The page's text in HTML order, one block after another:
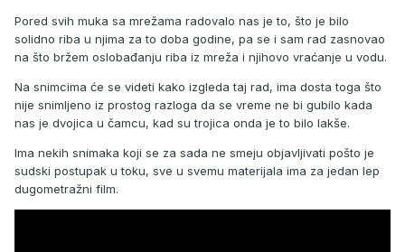
Pored svih muka sa mrežama radovalo nas je to, što je bilo
solidno riba u njima za to doba godine, pa se i sam rad zasnovao
na što bržem oslobađanju riba iz mreža i njihovo vraćanje u vodu.
Na snimcima će se videti kako izgleda taj rad, ima dosta toga što
nije snimljeno iz prostog razloga da se vreme ne bi gubilo kada
nas je dvojica u čamcu, kad su trojica onda je to bilo lakše.
Ima nekih snimaka koji se za sada ne smeju objavljivati pošto je
sudski postupak u toku, sve u svemu materijala ima za jedan lep
dugometražni film.